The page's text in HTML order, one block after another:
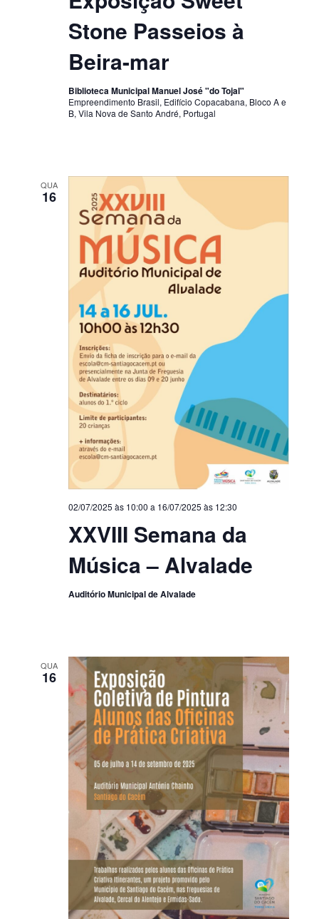
Stone Passeios à
Beira-mar
Biblioteca Municipal Manuel José "do Tojal"
Empreendimento Brasil, Edifício Copacabana, Bloco A e
B, Vila Nova de Santo André, Portugal
QUA
16
XXVIII Semana da
Música – Alvalade
02/07/2025 às 10:00 a 16/07/2025 às 12:30
Auditório Municipal de Alvalade
QUA
16